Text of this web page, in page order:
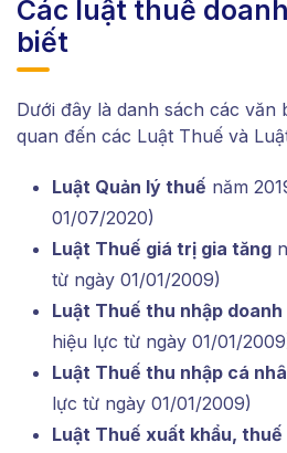
Các luật thuế
biết
Dưới đây là danh sách các văn
quan đến các Luật Thuế và
Luật Quản lý thuế năm
01/07/2020)
Luật Thuế giá trị gia tăng
từ ngày 01/01/2009)
Luật Thuế thu nhập
hiệu lực từ ngày 01/01/
Luật Thuế thu nhập cá
lực từ ngày 01/01/2009)
Luật Thuế xuất khẩu, thuế